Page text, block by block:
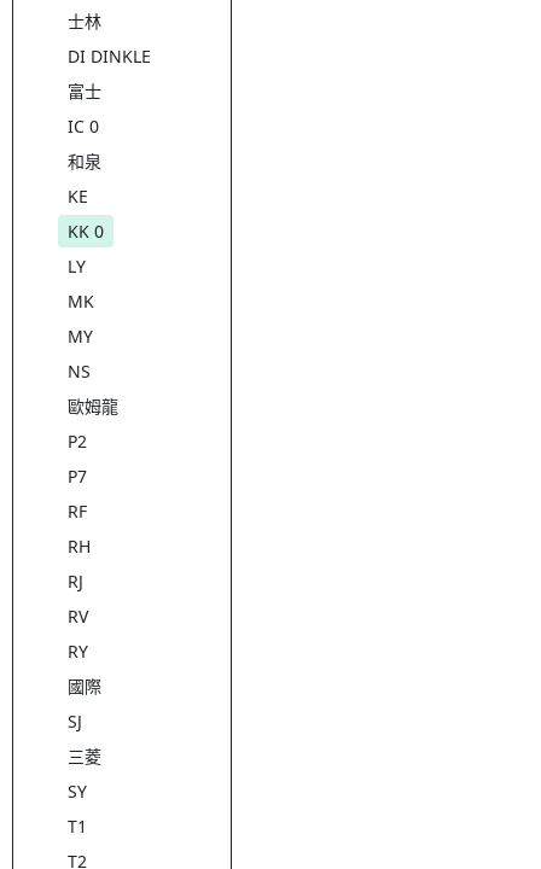
士林
DI DINKLE
富士
IC 0
和泉
KE
KK 0
LY
MK
MY
NS
歐姆龍
P2
P7
RF
RH
RJ
RV
RY
國際
SJ
三菱
SY
T1
T2